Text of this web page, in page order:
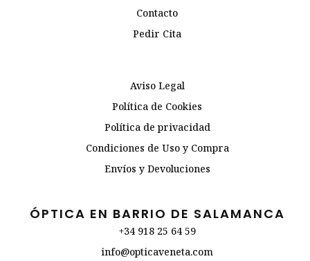
Contacto
Pedir Cita
Aviso Legal
Política de Cookies
Política de privacidad
Condiciones de Uso y Compra
Envíos y Devoluciones
ÓPTICA EN BARRIO DE SALAMANCA
+34 918 25 64 59
info@opticaveneta.com